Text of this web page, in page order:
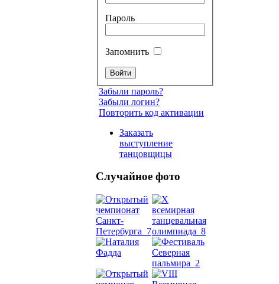
Пароль
Запомнить
Забыли пароль?
Забыли логин?
Повторить код активации
Заказать
выступление
танцовщицы
Случайное фото